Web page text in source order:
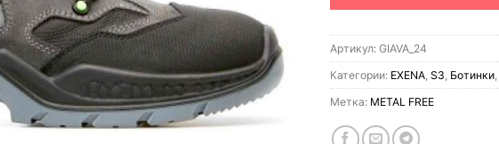
Артикул: GIAVA_24
Категории: EXENA S3 Ботинки
Метка: METAL FREE